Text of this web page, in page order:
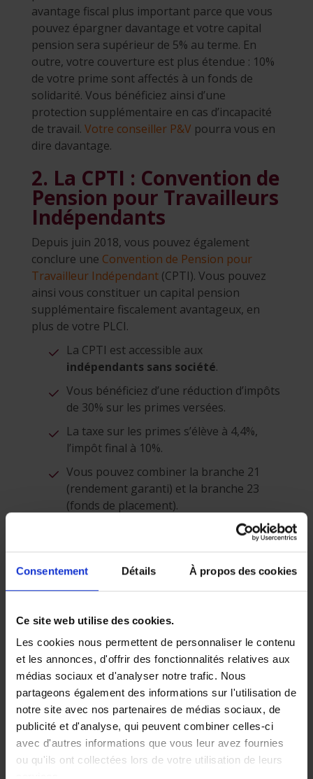
Consentement Détails À propos des cookies
Ce site web utilise des cookies.
Les cookies nous permettent de personnaliser le contenu
et les annonces, d'offrir des fonctionnalités relatives aux
médias sociaux et d'analyser notre trafic. Nous
partageons également des informations sur l'utilisation de
notre site avec nos partenaires de médias sociaux, de
publicité et d'analyse, qui peuvent combiner celles-ci
avec d'autres informations que vous leur avez fournies
ou qu'ils ont collectées lors de votre utilisation de leurs
avantage fiscal plus important parce que vous
pouvez épargner davantage et votre capital
pension sera supérieur de 5% au terme. En
outre, votre couverture est plus étendue : 10%
de votre prime sont affectés à un fonds de
solidarité. Vous bénéficiez ainsi d’une
protection supplémentaire en cas d’incapacité
de travail. Votre conseiller P&V pourra vous en
dire davantage.
2. La CPTI : Convention de
Pension pour Travailleurs
Indépendants
Depuis juin 2018, vous pouvez également
conclure une Convention de Pension pour
Travailleur Indépendant (CPTI). Vous pouvez
ainsi vous constituer un capital pension
supplémentaire fiscalement avantageux, en
plus de votre PLCI.
La CPTI est accessible aux
indépendants sans société.
Vous bénéficiez d’une réduction d’impôts
de 30% sur les primes versées.
La taxe sur les primes s’élève à 4,4%,
l’impôt final à 10%.
Vous pouvez combiner la branche 21
(rendement garanti) et la branche 23
(fonds de placement).
Le montant total de pension (légale et
complémentaire) ne peut excéder 80% de
votre revenu de référence. Ce calcul n’est
pas simple, votre conseiller P&V se fera
un plaisir de le faire pour vous.
3. L’EIP : Engagement
individuel de pension
Avec unengagement individuel de pension
comme le Top-Hat Plus Plan de P&V, vous
n’épargnez pas vous-même pour votre
pension. C’est votre société qui s’en charge.
Un EIP est destinéaux indépendants en
société.